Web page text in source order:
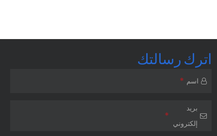
اترك رسالتك
اسم *
بريد
إلكتروني
*